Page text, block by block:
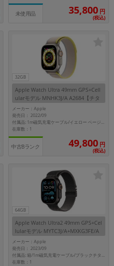
未使用品 35,800 円
(税込)
32GB
Apple Watch Ultra 49mm GPS+Cell
ularモデル MNHK3J/A A2684【チタ
ニウムケース/イエロー ベージュト
レイルループ(S/M)】
メーカー：Apple
発売日： 2022/09
付属品: 1m磁気充電ケーブル/イエロー ベージュトレイルループ(S/M)
在庫数：1
中古Bランク 49,800 円
(税込)
64GB
Apple Watch Ultra2 49mm GPS+Cel
lularモデル MYTC3J/A+MXKG3FE/A
A2986【ブラックチタニウムケース/
ブラックチタニウムミラネーゼルー
プ(M)】
メーカー：Apple
発売日： 2023/09
付属品: 箱/1m磁気充電ケーブル/ブラックチタニウムミラネーゼループ(M)/マニュアル
在庫数：1